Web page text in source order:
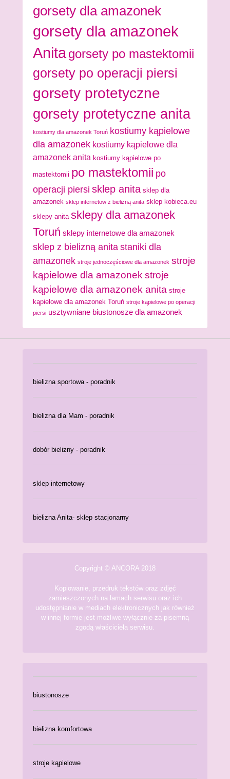
gorsety dla amazonek
gorsety dla amazonek
Anitagorsety po mastektomii
gorsety po operacji piersi
gorsety protetyczne
gorsety protetyczne anita
kostiumy dla amazonek Toruń kostiumy kąpielowe
dla amazonek kostiumy kąpielowe dla
amazonek anita kostiumy kąpielowe po
mastektomii po mastektomii po
operacji piersi sklep anita sklep dla
amazonek sklep internetow z bielizną anita sklep kobieca.eu
sklepy anita sklepy dla amazonek
Toruń sklepy internetowe dla amazonek
sklep z bielizną anita staniki dla
amazonek stroje jednoczęściowe dla amazonek stroje
kąpielowe dla amazonekstroje
kąpielowe dla amazonek anita stroje
kąpielowe dla amazonek Toruń stroje kąpielowe po operacji
piersi usztywniane biustonosze dla amazonek
bielizna sportowa - poradnik
bielizna dla Mam - poradnik
dobór bielizny - poradnik
sklep internetowy
bielizna Anita- sklep stacjonarny
Copyright © ANCORA 2018
Kopiowanie, przedruk tekstów oraz zdjęć
zamieszczonych na łamach serwisu oraz ich
udostępnianie w mediach elektronicznych jak również
w innej formie jest możliwe wyłącznie za pisemną
zgodą właściciela serwisu.
biustonosze
bielizna komfortowa
stroje kąpielowe